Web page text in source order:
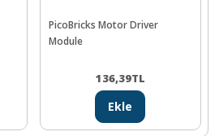
PicoBricks Motor Driver
Module
136,39TL
Ekle